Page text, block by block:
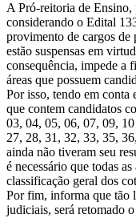
A Pró-reitoria de Ensino,
considerando o Edital
provimento de cargos de
estão suspensas em
consequência, impede a
áreas que possuem
Por isso, tendo em conta
que contem candidatos
03, 04, 05, 06, 07, 09,
27, 28, 31, 32, 33, 35,
ainda não tiveram seu
é necessário que todas
classificação geral dos
Por fim, informa que tão
judiciais, será retomado